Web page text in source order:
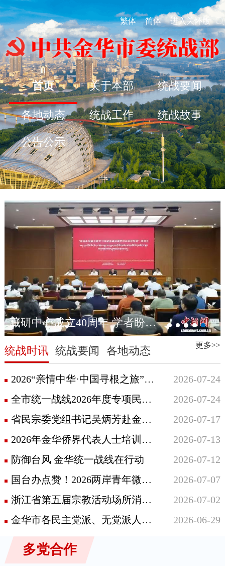
繁体 简体 进入关怀版
首页 关于本部 统战要闻
各地动态 统战工作 统战故事
公告公示
藏研中心成立40周年 学者盼以智库优势开创藏学研究新局面
统战时讯 统战要闻 各地动态 更多>>
2026“亲情中华·中国寻根之旅”夏令营浙江金华营、浙江东阳营双营启幕
2026-07-24
全市统一战线2026年度专项民主监督工作推进召开
2026-07-24
省民宗委党组书记吴炳芳赴金华调研宗教工作
2026-07-17
2026年金华侨界代表人士培训班成功举办
2026-07-13
防御台风 金华统一战线在行动
2026-07-12
国台办点赞！2026两岸青年微短剧大赛颁奖典礼在浙江东阳举办
2026-07-07
浙江省第五届宗教活动场所消防技能大比武在义乌举行
2026-07-02
金华市各民主党派、无党派人士“参政为公、实干为民”主题教育推进会召开
2026-06-29
多党合作